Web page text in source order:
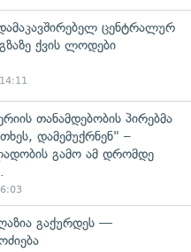
ცენტრალურ
ქვის ლოდები
თანამდებობის პირებმა
დამემუქრნენ" –
გამო ამ დრომდე
გაქურდეს —